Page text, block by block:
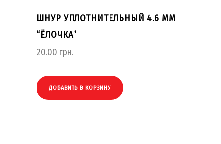
ШНУР УПЛОТНИТЕЛЬНЫЙ 4.6 ММ
“ЁЛОЧКА”
20.00 грн.
ДОБАВИТЬ В КОРЗИНУ